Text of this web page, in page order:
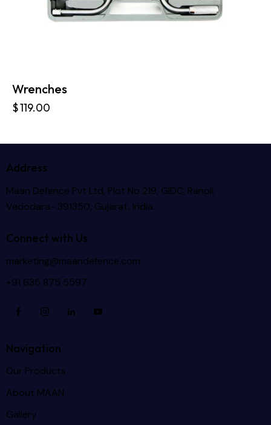
Wrenches
$119.00
Address
Maan Defence Pvt Ltd, Plot No 219, GIDC, Ranoli,
Vadodara- 391350, Gujarat, India.
Connect with Us
marketing@maandefence.com
+91 635 875 5597
Navigation
Our Products
About MAAN
Gallery